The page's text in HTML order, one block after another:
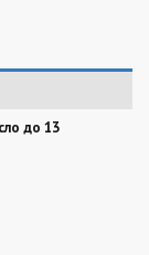
до 13